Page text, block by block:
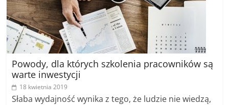
Powody, dla których szkolenia pracowników są
warte inwestycji
18 kwietnia 2019
Słaba wydajność wynika z tego, że ludzie nie wiedzą,